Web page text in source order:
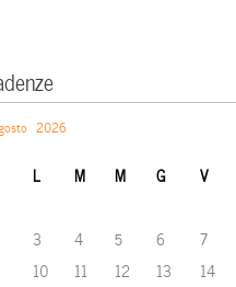
2026
L M M G V
3 4 5 6 7
10 11 12 13 14